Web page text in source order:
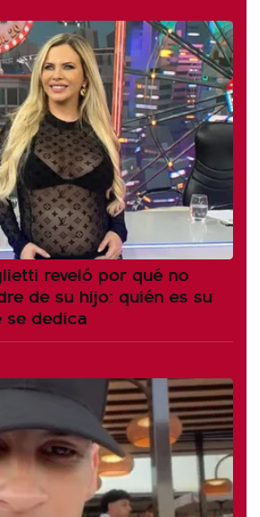
reveló por qué no
de su hijo: quién es su
se dedica